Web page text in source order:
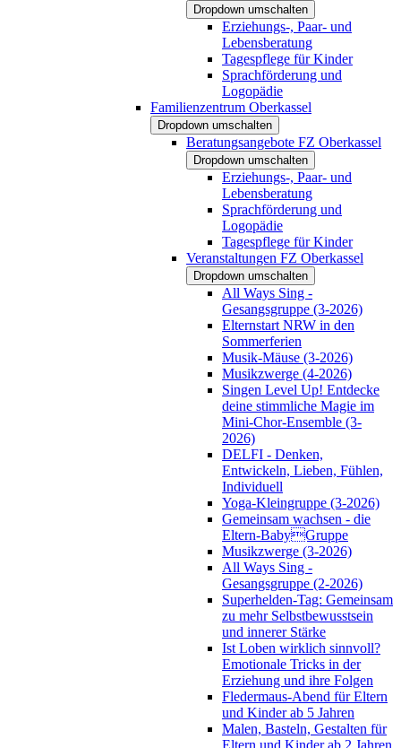
Dropdown umschalten
Erziehungs-, Paar- und
Lebensberatung
Tagespflege für Kinder
Sprachförderung und
Logopädie
Familienzentrum Oberkassel
Dropdown umschalten
Beratungsangebote FZ Oberkassel
Dropdown umschalten
Erziehungs-, Paar- und
Lebensberatung
Sprachförderung und
Logopädie
Tagespflege für Kinder
Veranstaltungen FZ Oberkassel
Dropdown umschalten
All Ways Sing -
Gesangsgruppe (3-2026)
Elternstart NRW in den
Sommerferien
Musik-Mäuse (3-2026)
Musikzwerge (4-2026)
Singen Level Up! Entdecke
deine stimmliche Magie im
Mini-Chor-Ensemble (3-
2026)
DELFI - Denken,
Entwickeln, Lieben, Fühlen,
Individuell
Yoga-Kleingruppe (3-2026)
Gemeinsam wachsen - die
Eltern-BabyGruppe
Musikzwerge (3-2026)
All Ways Sing -
Gesangsgruppe (2-2026)
Superhelden-Tag: Gemeinsam
zu mehr Selbstbewusstsein
und innerer Stärke
Ist Loben wirklich sinnvoll?
Emotionale Tricks in der
Erziehung und ihre Folgen
Fledermaus-Abend für Eltern
und Kinder ab 5 Jahren
Malen, Basteln, Gestalten für
Eltern und Kinder ab 2 Jahren